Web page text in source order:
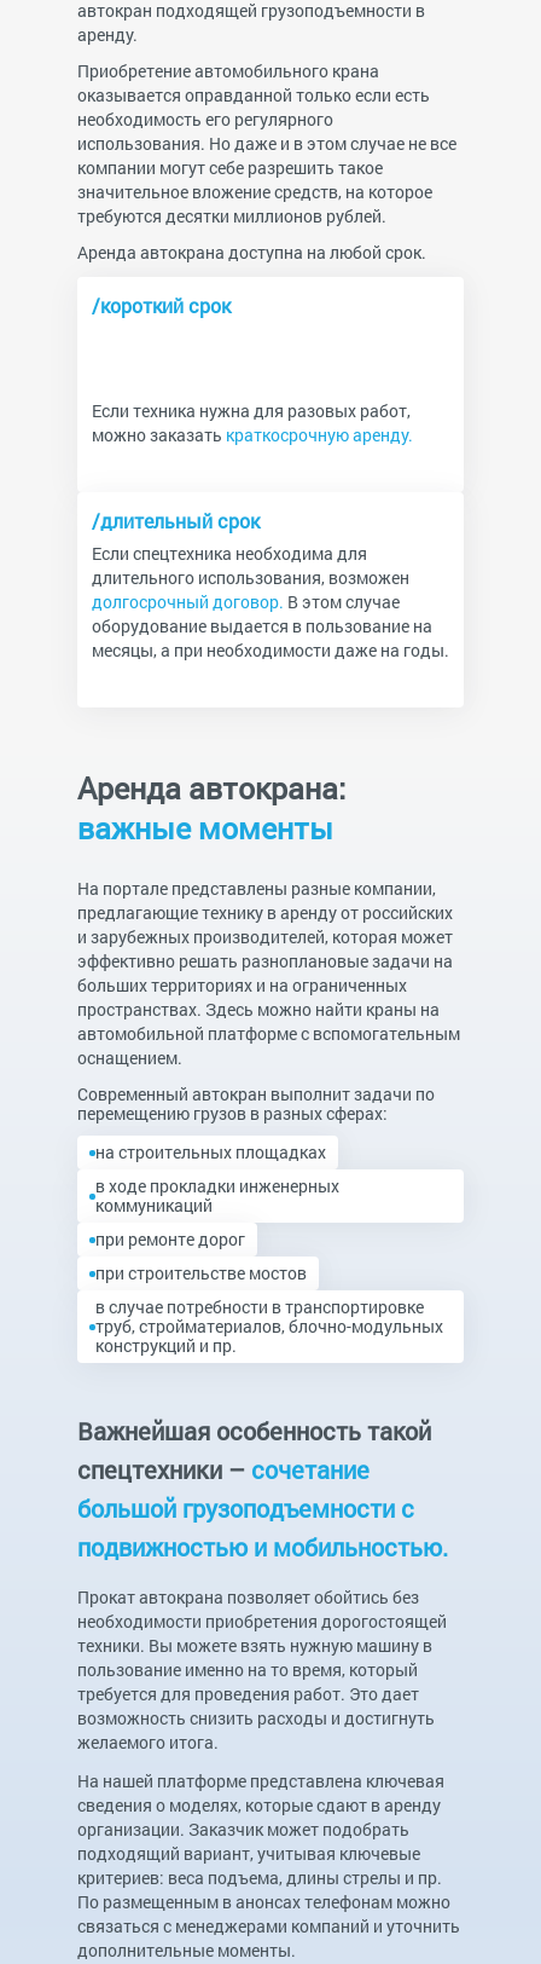
автокран подходящей грузоподъемности в
аренду.
Приобретение автомобильного крана
оказывается оправданной только если есть
необходимость его регулярного
использования. Но даже и в этом случае не все
компании могут себе разрешить такое
значительное вложение средств, на которое
требуются десятки миллионов рублей.
Аренда автокрана доступна на любой срок.
/короткий срок
Если техника нужна для разовых работ,
можно заказать краткосрочную аренду.
/длительный срок
Если спецтехника необходима для
длительного использования, возможен
долгосрочный договор. В этом случае
оборудование выдается в пользование на
месяцы, а при необходимости даже на годы.
Аренда автокрана:
важные моменты
На портале представлены разные компании,
предлагающие технику в аренду от российских
и зарубежных производителей, которая может
эффективно решать разноплановые задачи на
больших территориях и на ограниченных
пространствах. Здесь можно найти краны на
автомобильной платформе с вспомогательным
оснащением.
Современный автокран выполнит задачи по
перемещению грузов в разных сферах:
на строительных площадках
в ходе прокладки инженерных
коммуникаций
при ремонте дорог
при строительстве мостов
в случае потребности в транспортировке
труб, стройматериалов, блочно-модульных
конструкций и пр.
Важнейшая особенность такой
спецтехники – сочетание
большой грузоподъемности с
подвижностью и мобильностью.
Прокат автокрана позволяет обойтись без
необходимости приобретения дорогостоящей
техники. Вы можете взять нужную машину в
пользование именно на то время, который
требуется для проведения работ. Это дает
возможность снизить расходы и достигнуть
желаемого итога.
На нашей платформе представлена ключевая
сведения о моделях, которые сдают в аренду
организации. Заказчик может подобрать
подходящий вариант, учитывая ключевые
критериев: веса подъема, длины стрелы и пр.
По размещенным в анонсах телефонам можно
связаться с менеджерами компаний и уточнить
дополнительные моменты.